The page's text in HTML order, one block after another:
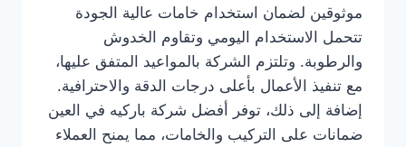
موثوقين لضمان استخدام خامات عالية الجودة
تتحمل الاستخدام اليومي وتقاوم الخدوش
والرطوبة. وتلتزم الشركة بالمواعيد المتفق عليها،
مع تنفيذ الأعمال بأعلى درجات الدقة والاحترافية.
إضافة إلى ذلك، توفر أفضل شركة باركيه في العين
ضمانات على التركيب والخامات، مما يمنح العملاء